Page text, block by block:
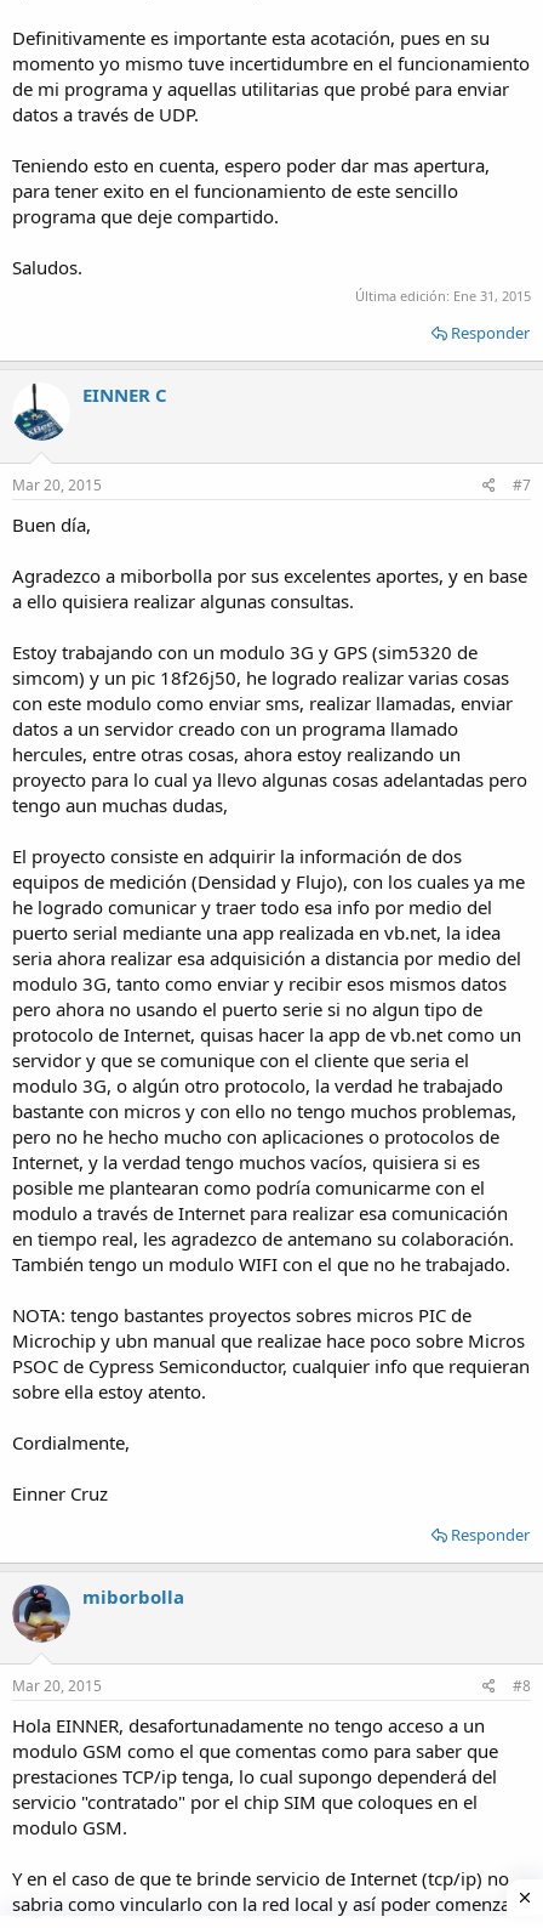
Definitivamente es importante esta acotación, pues en su
momento yo mismo tuve incertidumbre en el funcionamiento
de mi programa y aquellas utilitarias que probé para enviar
datos a través de UDP.
Teniendo esto en cuenta, espero poder dar mas apertura,
para tener exito en el funcionamiento de este sencillo
programa que deje compartido.
Saludos.
Última edición: Ene 31, 2015
Responder
EINNER C
Mar 20, 2015 #7
Buen día,
Agradezco a miborbolla por sus excelentes aportes, y en base
a ello quisiera realizar algunas consultas.
Estoy trabajando con un modulo 3G y GPS (sim5320 de
simcom) y un pic 18f26j50, he logrado realizar varias cosas
con este modulo como enviar sms, realizar llamadas, enviar
datos a un servidor creado con un programa llamado
hercules, entre otras cosas, ahora estoy realizando un
proyecto para lo cual ya llevo algunas cosas adelantadas pero
tengo aun muchas dudas,
El proyecto consiste en adquirir la información de dos
equipos de medición (Densidad y Flujo), con los cuales ya me
he logrado comunicar y traer todo esa info por medio del
puerto serial mediante una app realizada en vb.net, la idea
seria ahora realizar esa adquisición a distancia por medio del
modulo 3G, tanto como enviar y recibir esos mismos datos
pero ahora no usando el puerto serie si no algun tipo de
protocolo de Internet, quisas hacer la app de vb.net como un
servidor y que se comunique con el cliente que seria el
modulo 3G, o algún otro protocolo, la verdad he trabajado
bastante con micros y con ello no tengo muchos problemas,
pero no he hecho mucho con aplicaciones o protocolos de
Internet, y la verdad tengo muchos vacíos, quisiera si es
posible me plantearan como podría comunicarme con el
modulo a través de Internet para realizar esa comunicación
en tiempo real, les agradezco de antemano su colaboración.
También tengo un modulo WIFI con el que no he trabajado.
NOTA: tengo bastantes proyectos sobres micros PIC de
Microchip y ubn manual que realizae hace poco sobre Micros
PSOC de Cypress Semiconductor, cualquier info que requieran
sobre ella estoy atento.
Cordialmente,
Einner Cruz
Responder
miborbolla
Mar 20, 2015 #8
Hola EINNER, desafortunadamente no tengo acceso a un
modulo GSM como el que comentas como para saber que
prestaciones TCP/ip tenga, lo cual supongo dependerá del
servicio "contratado" por el chip SIM que coloques en el
modulo GSM.
Y en el caso de que te brinde servicio de Internet (tcp/ip) no
sabria como vincularlo con la red local y así poder comenzar